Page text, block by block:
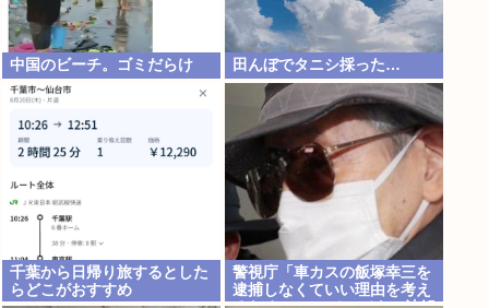
中国のビーチ。ゴミだらけ 田んぼでタニシ採った…
千葉から日帰り旅するとした
らどこがおすすめ
警視庁「車カスの飯塚幸三を
逮捕しなくていい理由を考え